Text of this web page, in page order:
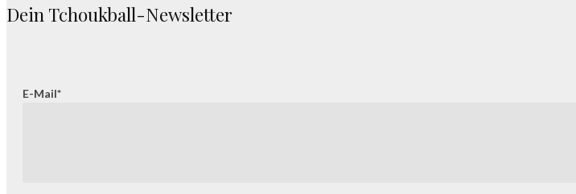
Dein Tchoukball-Newsletter
E-Mail*